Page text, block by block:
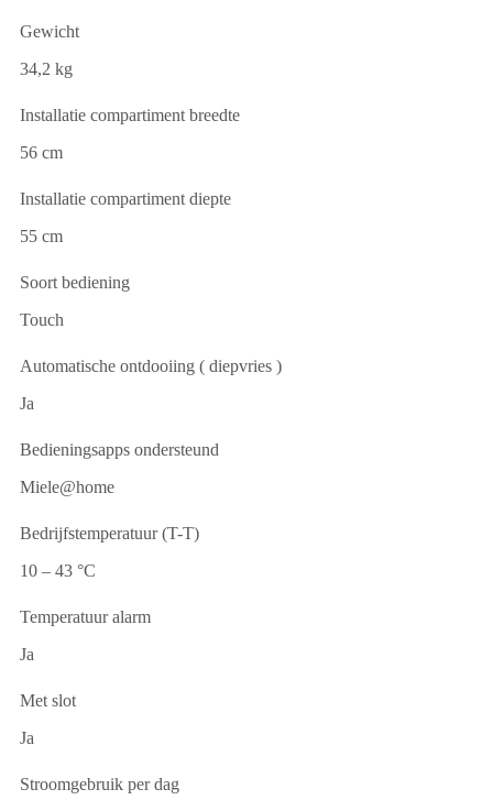
Gewicht
34,2 kg
Installatie compartiment breedte
56 cm
Installatie compartiment diepte
55 cm
Soort bediening
Touch
Automatische ontdooiing ( diepvries )
Ja
Bedieningsapps ondersteund
Miele@home
Bedrijfstemperatuur (T-T)
10 – 43 °C
Temperatuur alarm
Ja
Met slot
Ja
Stroomgebruik per dag